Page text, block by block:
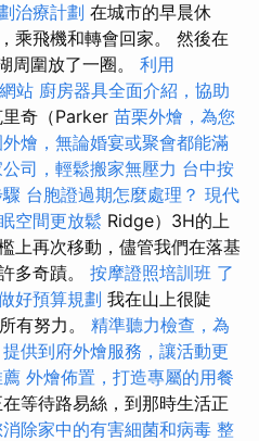
治療計劃 在城市的早晨休
乘飛機和轉會回家。 然後在
周圍放了一圈。 利用
站 廚房器具全面介紹，協助
奇（Parker 苗栗外燴，為您
燴，無論婚宴或聚會都能滿
司，輕鬆搬家無壓力 台中按
台胞證過期怎麼處理？ 現代
空間更放鬆 Ridge）3H的上
上再次移動，儘管我們在落基
多奇蹟。 按摩證照培訓班 了
好預算規劃 我在山上很陡
有努力。 精準聽力檢查，為
提供到府外燴服務，讓活動更
外燴佈置，打造專屬的用餐
等待路易絲，到那時生活正
除家中的有害細菌和病毒 整